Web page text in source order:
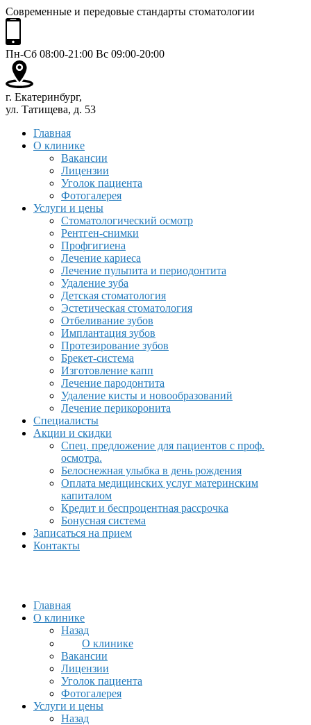
Современные и передовые стандарты стоматологии
Пн-Сб 08:00-21:00 Вс 09:00-20:00
г. Екатеринбург,
ул. Татищева, д. 53
Главная
О клинике
Вакансии
Лицензии
Уголок пациента
Фотогалерея
Услуги и цены
Стоматологический осмотр
Рентген-снимки
Профгигиена
Лечение кариеса
Лечение пульпита и периодонтита
Удаление зуба
Детская стоматология
Эстетическая стоматология
Отбеливание зубов
Имплантация зубов
Протезирование зубов
Брекет-система
Изготовление капп
Лечение пародонтита
Удаление кисты и новообразований
Лечение перикоронита
Специалисты
Акции и скидки
Спец. предложение для пациентов с проф.
осмотра.
Белоснежная улыбка в день рождения
Оплата медицинских услуг материнским
капиталом
Кредит и беспроцентная рассрочка
Бонусная система
Записаться на прием
Контакты
Главная
О клинике
Назад
О клинике
Вакансии
Лицензии
Уголок пациента
Фотогалерея
Услуги и цены
Назад